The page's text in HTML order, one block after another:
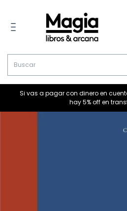
Si vas a pagar con dinero en
hay 5% off en